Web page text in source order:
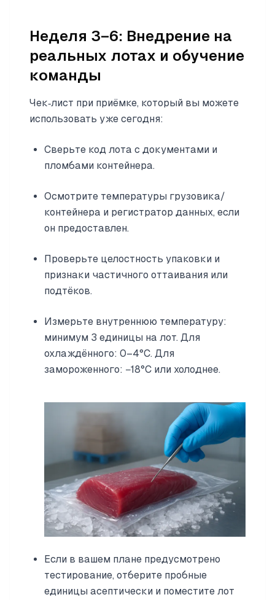
Неделя 3–6: Внедрение на
реальных лотах и обучение
команды
Чек‑лист при приёмке, который вы можете
использовать уже сегодня:
Сверьте код лота с документами и
пломбами контейнера.
Осмотрите температуры грузовика/
контейнера и регистратор данных, если
он предоставлен.
Проверьте целостность упаковки и
признаки частичного оттаивания или
подтёков.
Измерьте внутреннюю температуру:
минимум 3 единицы на лот. Для
охлаждённого: 0–4°C. Для
замороженного: −18°C или холоднее.
Если в вашем плане предусмотрено
тестирование, отберите пробные
единицы асептически и поместите лот